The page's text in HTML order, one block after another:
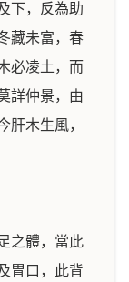
下，反為助
藏未富，春
必凌土，而
詳仲景，由
肝木生風，
之體，當此
胃口，此背